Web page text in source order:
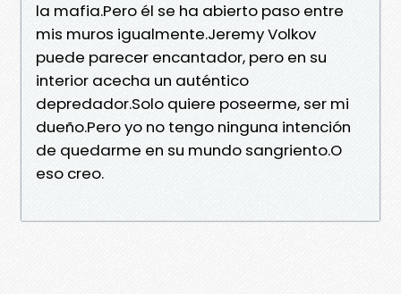
la mafia.Pero él se ha abierto paso entre
mis muros igualmente.Jeremy Volkov
puede parecer encantador, pero en su
interior acecha un auténtico
depredador.Solo quiere poseerme, ser mi
dueño.Pero yo no tengo ninguna intención
de quedarme en su mundo sangriento.O
eso creo.